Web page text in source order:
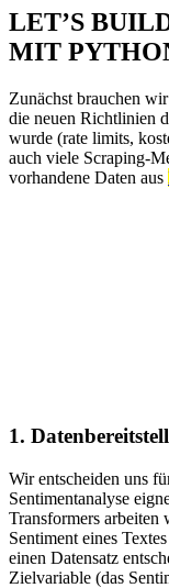
LET’S
MIT
Zunächst brauchen
die neuen Richtlinien
wurde (rate limits,
auch viele Scraping-
vorhandene Daten aus
1.
Wir entscheiden uns
Sentimentanalyse
Transformers arbeiten
Sentiment eines
einen Datensatz
Zielvariable (das